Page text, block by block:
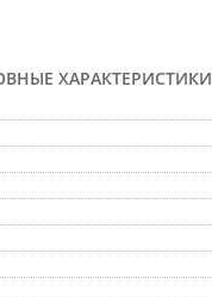
ХАРАКТЕРИСТИКИ